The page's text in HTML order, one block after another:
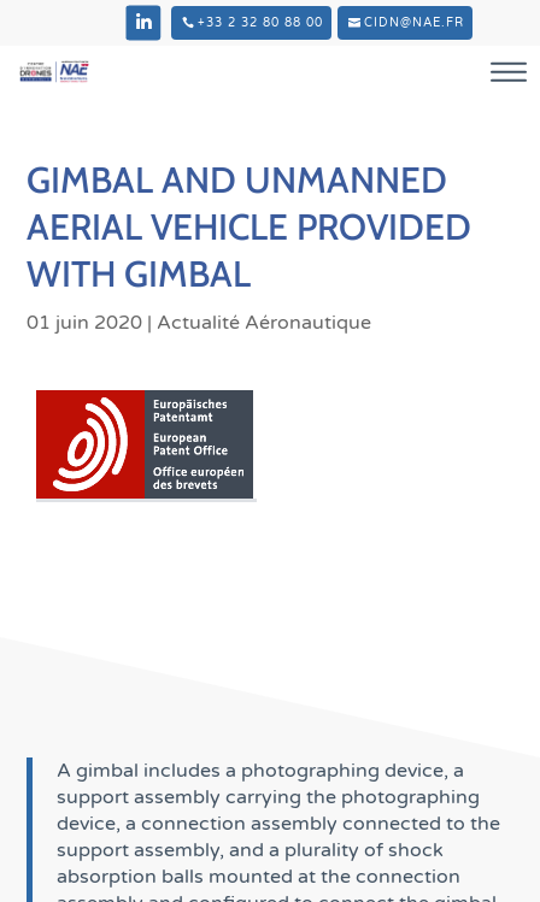
+33 2 32 80 88 00 CIDN@NAE.FR
GIMBAL AND UNMANNED
AERIAL VEHICLE PROVIDED
WITH GIMBAL
01 juin 2020 | Actualité Aéronautique
A gimbal includes a photographing device, a
support assembly carrying the photographing
device, a connection assembly connected to the
support assembly, and a plurality of shock
absorption balls mounted at the connection